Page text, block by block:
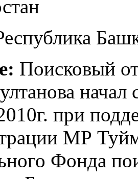
Поисковый
начал
при
МР
Фонда